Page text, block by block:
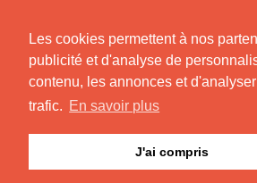
Les cookies permettent à nos
publicité et d'analyse de
contenu, les annonces et
trafic. En savoir plus
J'ai compris